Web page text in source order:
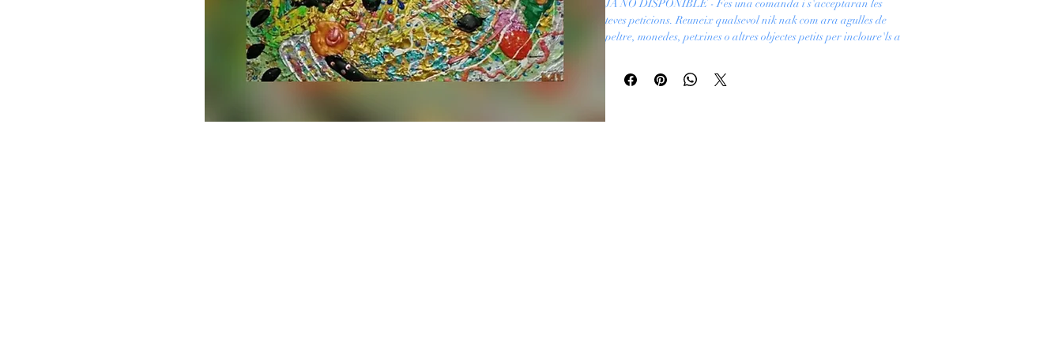
JA NO DISPONIBLE - Fes una comanda i s'acceptaran les
teves peticions. Reuneix qualsevol nik nak com ara agulles de
peltre, monedes, petxines o altres objectes petits per incloure'ls a